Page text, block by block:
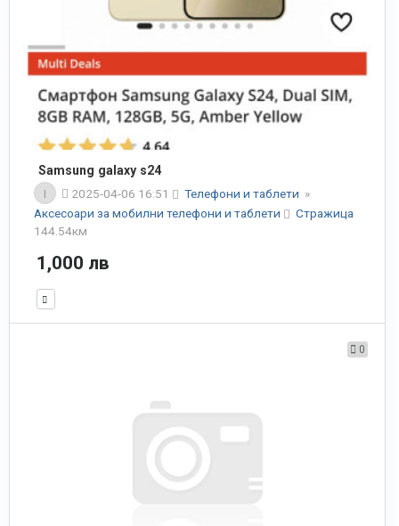
Samsung galaxy s24
I
2025-04-06 16:51 Телефони и таблети »
Аксесоари за мобилни телефони и таблети
Стражица
144.54км
1,000 лв
0